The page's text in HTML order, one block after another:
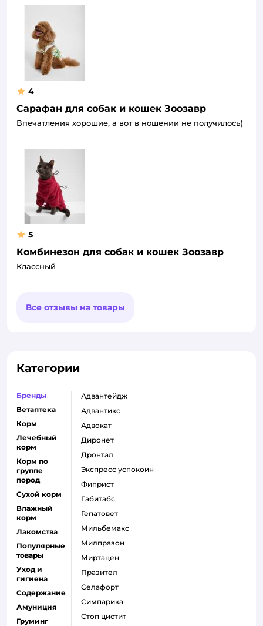
4
Сарафан для собак и кошек Зоозавр
Впечатления хорошие, а вот в ношении не получилось(
5
Комбинезон для собак и кошек Зоозавр
Классный
Все отзывы на товары
Категории
Бренды
Ветаптека
Корм
Лечебный
корм
Корм по
группе
пород
Сухой корм
Влажный
корм
Лакомства
Популярные
товары
Уход и
гигиена
Содержание
Амуниция
Груминг
адвантейдж
адвантикс
адвокат
диронет
дронтал
экспресс успокоин
фиприст
габитабс
гепатовет
мильбемакс
милпразон
миртацен
празител
селафорт
симпарика
стоп цистит